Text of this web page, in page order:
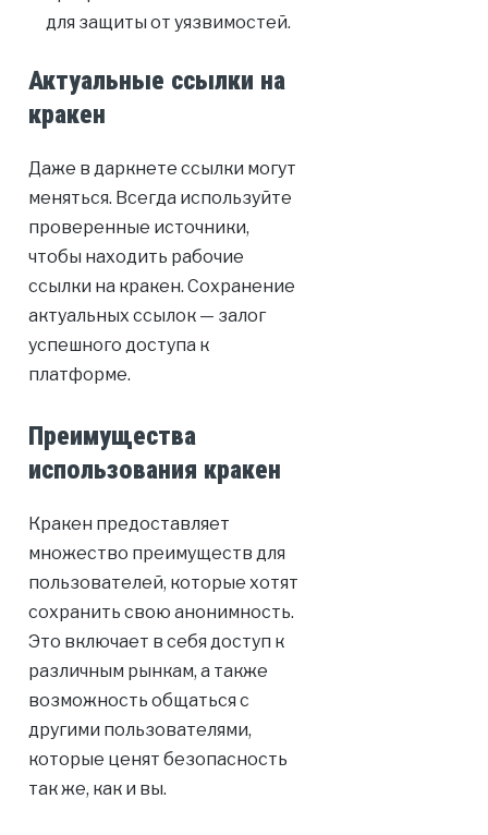
для защиты от уязвимостей.
Актуальные ссылки на
кракен
Даже в даркнете ссылки могут
меняться. Всегда используйте
проверенные источники,
чтобы находить рабочие
ссылки на кракен. Сохранение
актуальных ссылок — залог
успешного доступа к
платформе.
Преимущества
использования кракен
Кракен предоставляет
множество преимуществ для
пользователей, которые хотят
сохранить свою анонимность.
Это включает в себя доступ к
различным рынкам, а также
возможность общаться с
другими пользователями,
которые ценят безопасность
так же, как и вы.